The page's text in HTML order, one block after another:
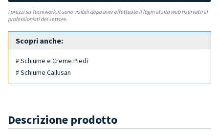
I prezzi su Tecniwork.it sono visibili dopo aver effettuato il login al sito web riservato ai
professionisti del settore.
Scopri anche:
# Schiume e Creme Piedi
# Schiume Callusan
Descrizione prodotto